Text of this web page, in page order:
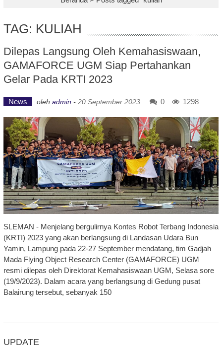
TAG: KULIAH
Dilepas Langsung Oleh Kemahasiswaan,
GAMAFORCE UGM Siap Pertahankan
Gelar Pada KRTI 2023
News oleh admin - 20 September 2023 0 1298
SLEMAN - Menjelang bergulirnya Kontes Robot Terbang Indonesia
(KRTI) 2023 yang akan berlangsung di Landasan Udara Bun
Yamin, Lampung pada 22-27 September mendatang, tim Gadjah
Mada Flying Object Research Center (GAMAFORCE) UGM
resmi dilepas oleh Direktorat Kemahasiswaan UGM, Selasa sore
(19/9/2023). Dalam acara yang berlangsung di Gedung pusat
Balairung tersebut, sebanyak 150
UPDATE